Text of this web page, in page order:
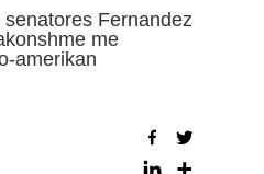
Fernandez
me
amerikan